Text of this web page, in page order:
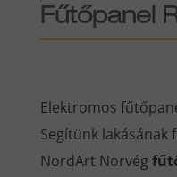
Fűtőpanel
Elektromos
Segítünk lakásának
NordArt Norvég